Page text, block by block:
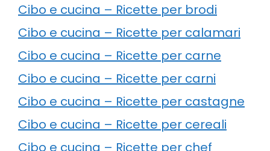
Cibo e cucina – Ricette per brodi
Cibo e cucina – Ricette per calamari
Cibo e cucina – Ricette per carne
Cibo e cucina – Ricette per carni
Cibo e cucina – Ricette per castagne
Cibo e cucina – Ricette per cereali
Cibo e cucina – Ricette per chef